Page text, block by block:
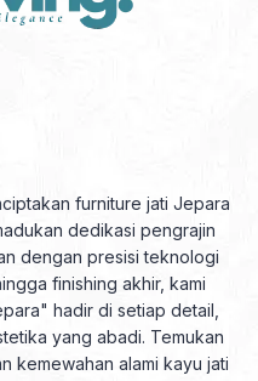
furniture jati Jepara
dedikasi pengrajin
dengan presisi teknologi
finishing akhir, kami
hadir di setiap detail,
yang abadi. Temukan
kemewahan alami kayu jati